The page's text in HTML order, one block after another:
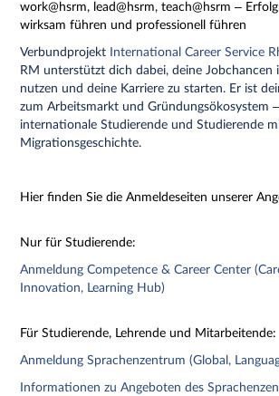
work@hsrm, lead@hsrm, teach@hsrm –
wirksam führen und professionell führen
Verbundprojekt International Career Service
RM unterstützt dich dabei, deine Jobchancen
nutzen und deine Karriere zu starten. Er ist
zum Arbeitsmarkt und Gründungsökosystem
internationale Studierende und Studierende
Migrationsgeschichte.
Hier finden Sie die Anmeldeseiten unserer
Nur für Studierende:
Anmeldung Competence & Career Center
Innovation, Learning Hub)
Für Studierende, Lehrende und Mitarbeitende:
Anmeldung Sprachenzentrum (Global,
Informationen zu Angeboten des